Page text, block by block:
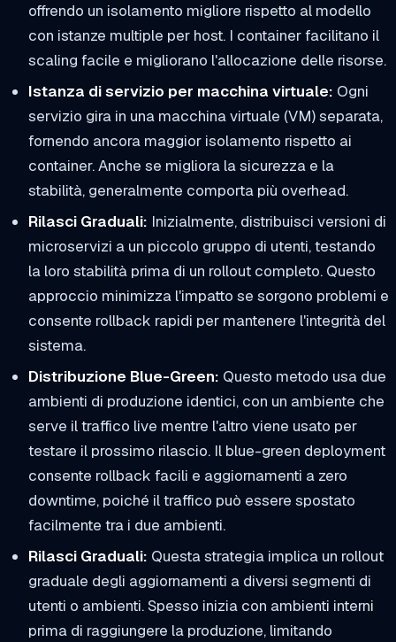
offrendo un isolamento migliore rispetto al modello
con istanze multiple per host. I container facilitano il
scaling facile e migliorano l'allocazione delle risorse.
Istanza di servizio per macchina virtuale: Ogni
servizio gira in una macchina virtuale (VM) separata,
fornendo ancora maggior isolamento rispetto ai
container. Anche se migliora la sicurezza e la
stabilità, generalmente comporta più overhead.
Rilasci Graduali: Inizialmente, distribuisci versioni di
microservizi a un piccolo gruppo di utenti, testando
la loro stabilità prima di un rollout completo. Questo
approccio minimizza l'impatto se sorgono problemi e
consente rollback rapidi per mantenere l'integrità del
sistema.
Distribuzione Blue-Green: Questo metodo usa due
ambienti di produzione identici, con un ambiente che
serve il traffico live mentre l'altro viene usato per
testare il prossimo rilascio. Il blue-green deployment
consente rollback facili e aggiornamenti a zero
downtime, poiché il traffico può essere spostato
facilmente tra i due ambienti.
Rilasci Graduali: Questa strategia implica un rollout
graduale degli aggiornamenti a diversi segmenti di
utenti o ambienti. Spesso inizia con ambienti interni
prima di raggiungere la produzione, limitando